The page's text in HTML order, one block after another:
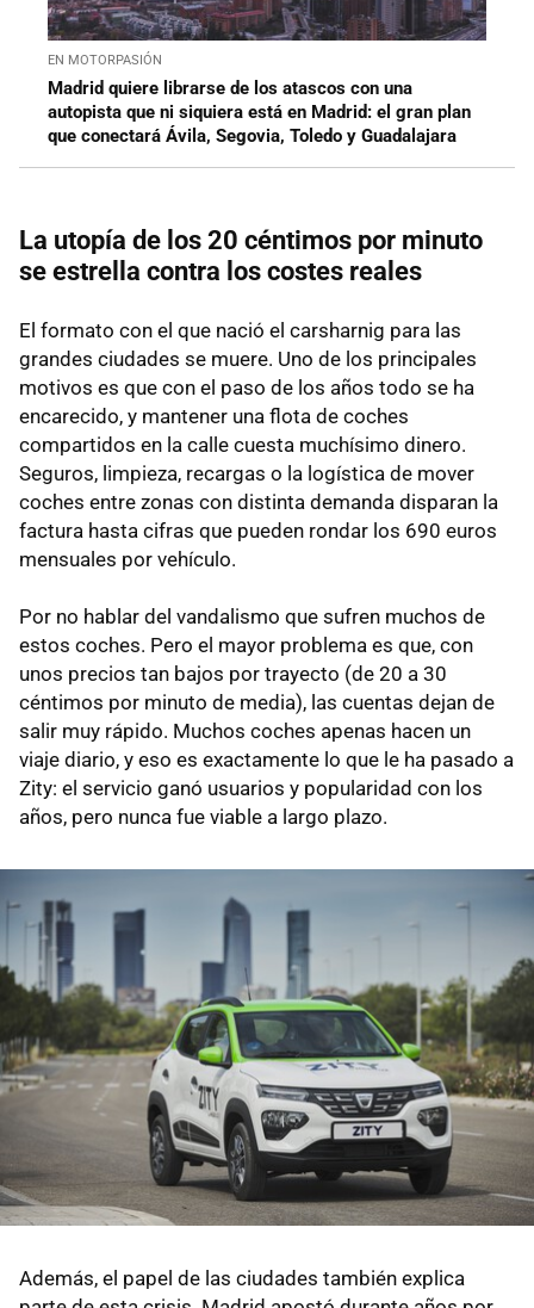
EN MOTORPASIÓN
Madrid quiere librarse de los atascos con una
autopista que ni siquiera está en Madrid: el gran plan
que conectará Ávila, Segovia, Toledo y Guadalajara
La utopía de los 20 céntimos por minuto
se estrella contra los costes reales
El formato con el que nació el carsharnig para las
grandes ciudades se muere. Uno de los principales
motivos es que con el paso de los años todo se ha
encarecido, y mantener una flota de coches
compartidos en la calle cuesta muchísimo dinero.
Seguros, limpieza, recargas o la logística de mover
coches entre zonas con distinta demanda disparan la
factura hasta cifras que pueden rondar los 690 euros
mensuales por vehículo.
Por no hablar del vandalismo que sufren muchos de
estos coches. Pero el mayor problema es que, con
unos precios tan bajos por trayecto (de 20 a 30
céntimos por minuto de media), las cuentas dejan de
salir muy rápido. Muchos coches apenas hacen un
viaje diario, y eso es exactamente lo que le ha pasado a
Zity: el servicio ganó usuarios y popularidad con los
años, pero nunca fue viable a largo plazo.
Además, el papel de las ciudades también explica